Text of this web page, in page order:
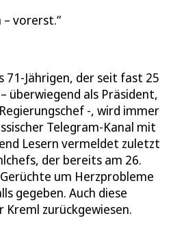
– vorerst.
71-Jährigen, der seit fast 25
überwiegend als Präsident,
-, wird immer
Telegram-Kanal mit
Lesern vermeldet zuletzt
der bereits am 26.
um Herzprobleme
gegeben. Auch diese
zurückgewiesen.